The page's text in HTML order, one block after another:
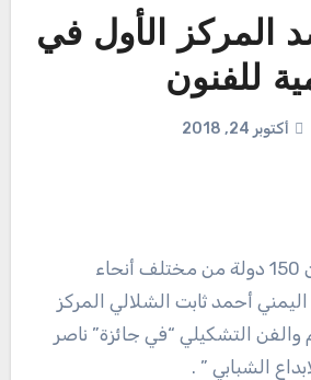
المركز الأول في
للفنون
أكتوبر 24, 2018
من بين مشاركين من 150 دولة من مختلف أنحاء
أحمد ثابت الشلالي المركز
والفن التشكيلي “في جائزة” ناصر
الشبابي ” .